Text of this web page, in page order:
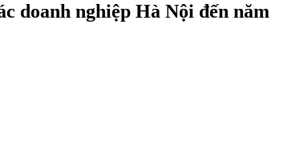
doanh nghiệp Hà Nội đến năm